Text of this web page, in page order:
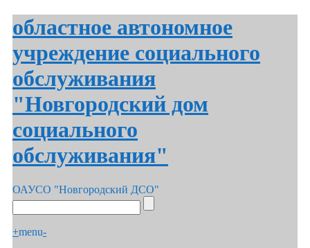
областное автономное
учреждение социального
обслуживания
"Новгородский дом
социального
обслуживания"
ОАУСО "Новгородский ДСО"
+menu-